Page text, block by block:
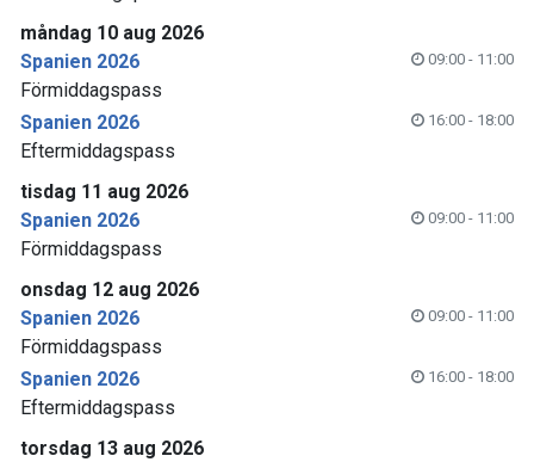
måndag 10 aug 2026
Spanien 2026
09:00 - 11:00
Förmiddagspass
Spanien 2026
16:00 - 18:00
Eftermiddagspass
tisdag 11 aug 2026
Spanien 2026
09:00 - 11:00
Förmiddagspass
onsdag 12 aug 2026
Spanien 2026
09:00 - 11:00
Förmiddagspass
Spanien 2026
16:00 - 18:00
Eftermiddagspass
torsdag 13 aug 2026